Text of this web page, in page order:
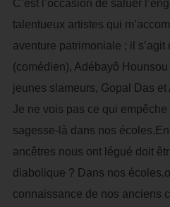
C’est l’occasion de saluer
talentueux artistes qui
aventure patrimoniale ; il s’agit
(comédien), Adébayô
jeunes slameurs, Gopal Das
Je ne vois pas ce qui empêche
sagesse-là dans nos
ancêtres nous ont légué doit
diabolique ? Dans nos
connaissance de nos anciens